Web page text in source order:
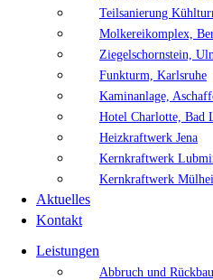
Teilsanierung
Molkereikomplex,
Ziegelschornstein,
Funkturm, Karlsruhe
Kaminanlage,
Hotel Charlotte, Bad
Heizkraftwerk Jena
Kernkraftwerk
Kernkraftwerk
Aktuelles
Kontakt
Leistungen
Abbruch und